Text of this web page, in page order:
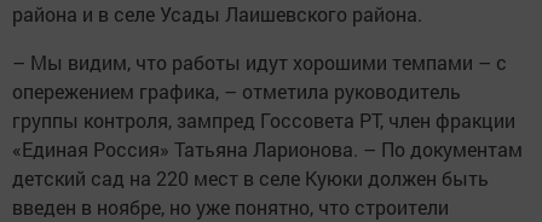
района и в селе Усады Лаишевского района.
– Мы видим, что работы идут хорошими темпами – с
опережением графика, – отметила руководитель
группы контроля, зампред Госсовета РТ, член фракции
«Единая Россия» Татьяна Ларионова. – По документам
детский сад на 220 мест в селе Куюки должен быть
введен в ноябре, но уже понятно, что строители